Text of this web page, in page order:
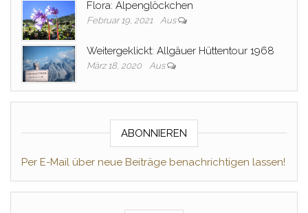
Flora: Alpenglöckchen
Februar 19, 2021 Aus
Weitergeklickt: Allgäuer Hüttentour 1968
März 18, 2020 Aus
ABONNIEREN
Per E-Mail über neue Beiträge benachrichtigen lassen!